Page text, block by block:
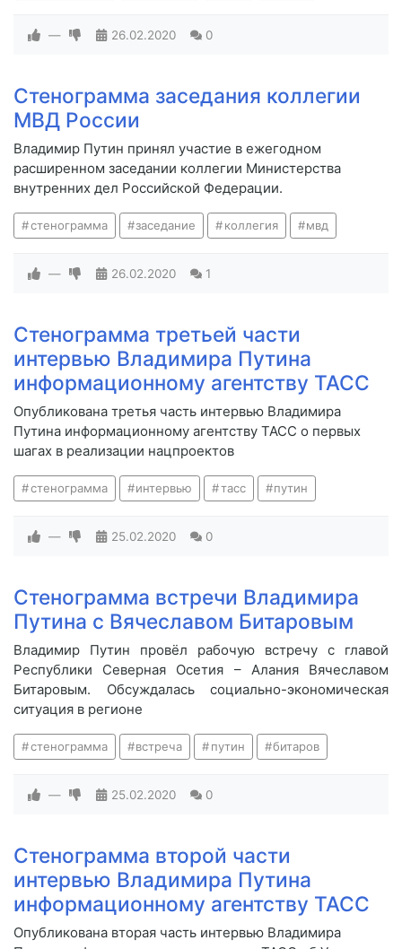
— 26.02.2020 0
Стенограмма заседания коллегии
МВД России
Владимир Путин принял участие в ежегодном
расширенном заседании коллегии Министерства
внутренних дел Российской Федерации.
стенограмма заседание коллегия мвд
— 26.02.2020 1
Стенограмма третьей части
интервью Владимира Путина
информационному агентству ТАСС
Опубликована третья часть интервью Владимира
Путина информационному агентству ТАСС о первых
шагах в реализации нацпроектов
стенограмма интервью тасс путин
— 25.02.2020 0
Стенограмма встречи Владимира
Путина с Вячеславом Битаровым
Владимир Путин провёл рабочую встречу с главой
Республики Северная Осетия – Алания Вячеславом
Битаровым. Обсуждалась социально-экономическая
ситуация в регионе
стенограмма встреча путин битаров
— 25.02.2020 0
Стенограмма второй части
интервью Владимира Путина
информационному агентству ТАСС
Опубликована вторая часть интервью Владимира